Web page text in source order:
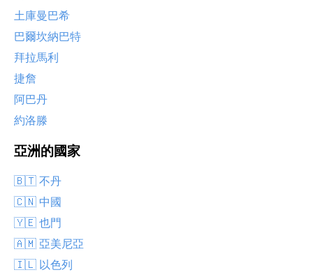
土庫曼巴希
巴爾坎納巴特
拜拉馬利
捷詹
阿巴丹
約洛滕
亞洲的國家
🇧🇹 不丹
🇨🇳 中國
🇾🇪 也門
🇦🇲 亞美尼亞
🇮🇱 以色列